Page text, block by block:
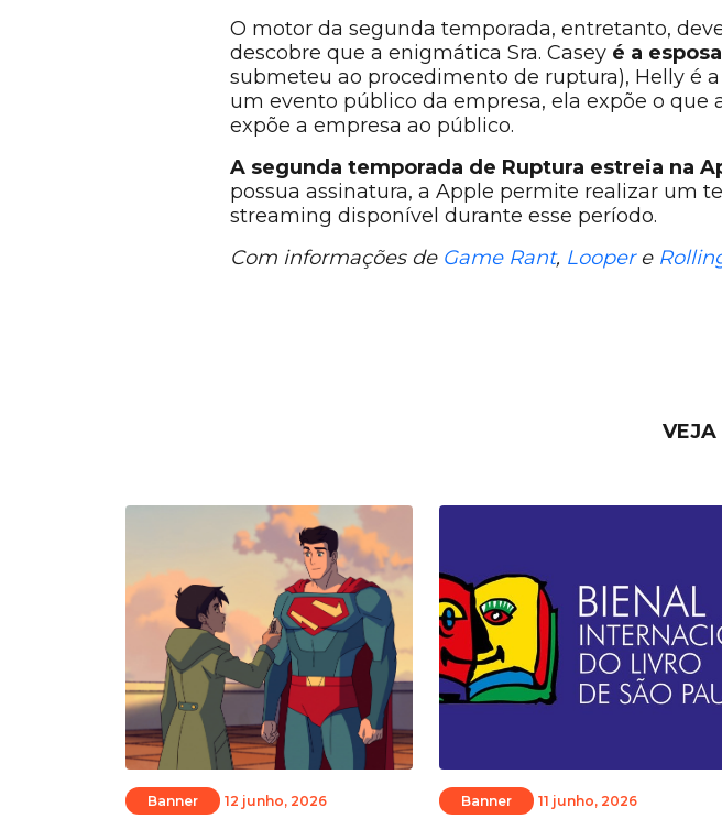
O motor da segunda temporada, entretanto,
descobre que a enigmática Sra. Casey é a
submeteu ao procedimento de ruptura), Helly é
um evento público da empresa, ela expõe o que
expõe a empresa ao público.
A segunda temporada de Ruptura estreia na
possua assinatura, a Apple permite realizar um
streaming disponível durante esse período.
Com informações de Game Rant, Looper e
VEJA
Banner 12 junho, 2026 Banner 11 junho, 2026